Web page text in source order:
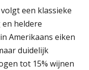
een klassieke
heldere
Amerikaans eiken
duidelijk
tot 15% wijnen